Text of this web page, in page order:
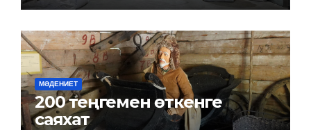
МӘДЕНИЕТ
200 теңгемен өткенге
саяхат